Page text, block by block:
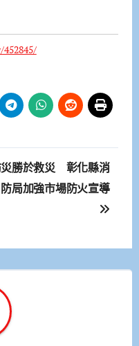
勝於救災 彰化縣消
防局加強市場防火宣導